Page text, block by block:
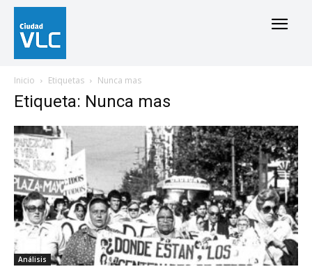
Inicio Etiquetas Nunca mas
Etiqueta: Nunca mas
Análisis